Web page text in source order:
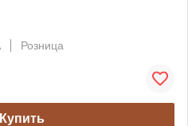
Розница
Купить